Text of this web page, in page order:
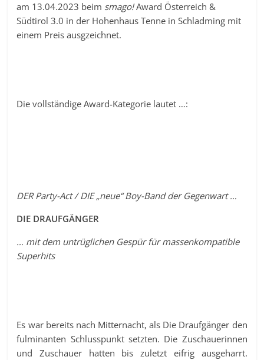
am 13.04.2023 beim smago!Award Österreich &
Südtirol 3.0 in der Hohenhaus Tenne in Schladming mit
einem Preis ausgzeichnet.
Die vollständige Award-Kategorie lautet …:
DER Party-Act / DIE „neue“ Boy-Band der Gegenwart …
DIE DRAUFGÄNGER
… mit dem untrüglichen Gespür für massenkompatible
Superhits
Es war bereits nach Mitternacht, als Die Draufgänger den
fulminanten Schlusspunkt setzten. Die Zuschauerinnen
und Zuschauer hatten bis zuletzt eifrig ausgeharrt.